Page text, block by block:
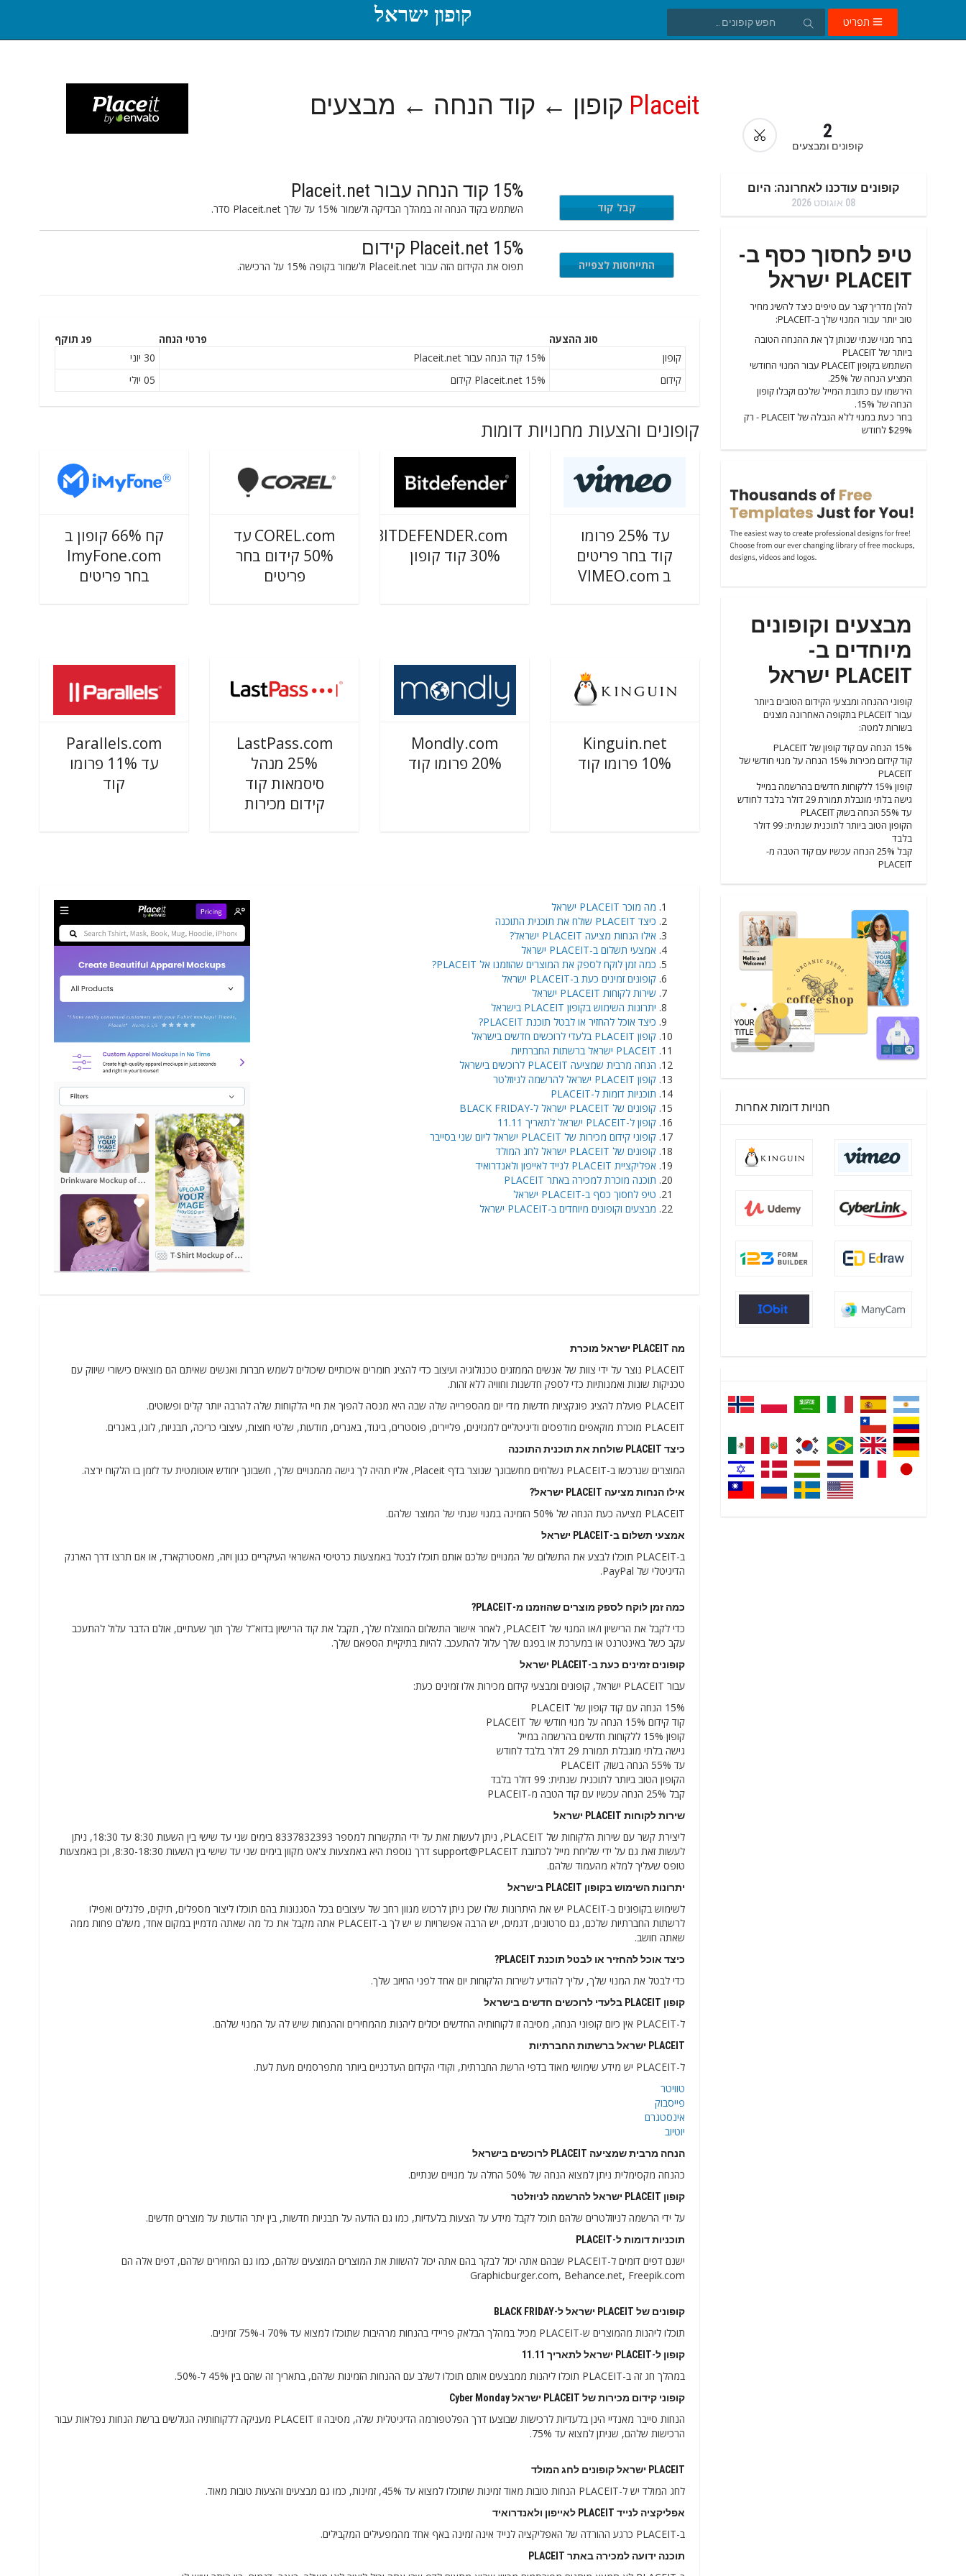
קופון ישראל תפריט
Placeit קופון ← קוד הנחה ← מבצעים
2
קופונים ומבצעים
15% קוד הנחה עבור Placeit.net
השתמש בקוד הנחה זה במהלך הבדיקה ולשמור 15% על שלך Placeit.net סדר. HONEY15קבל קוד
Placeit.net 15% קידום
תפוס את הקידום הזה עבור Placeit.net ולשמור בקופה 15% על הרכישה. התייחסות לצפייה
סוג ההצעה פרטי הנחה
פג תוקף
קופון
15% קוד הנחה עבור Placeit.net
30 יוני
קידום
Placeit.net 15% קידום 05 יולי
קופונים והצעות מחנויות דומות
עד 25% פרומו
קוד בחר פריטים
ב VIMEO.com
BITDEFENDER.com
30% קוד קופון
COREL.com עד
50% קידום בחר
פריטים
קח 66% קופון ב
ImyFone.com
בחר פריטים
Kinguin.net
10% פרומו קוד
Mondly.com
20% פרומו קוד
LastPass.com
25% מנהל
סיסמאות קוד
קידום מכירות
Parallels.com
עד 11% פרומו
קוד
​מה מוכר PLACEIT ישראל
כיצד PLACEIT שולח את תוכנית התוכנה
אילו הנחות מציעה PLACEIT ישראל?
אמצעי תשלום ב-PLACEIT ישראל
כמה זמן לוקח לספק את המוצרים שהוזמנו אל PLACEIT?
קופונים זמינים כעת ב-PLACEIT ישראל
שירות לקוחות PLACEIT ישראל
יתרונות השימוש בקופון PLACEIT בישראל
כיצד אוכל להחזיר או לבטל תוכנת PLACEIT?
קופון PLACEIT בלעדי לרוכשים חדשים בישראל
PLACEIT ישראל ברשתות החברתיות
הנחה מרבית שמציעה PLACEIT לרוכשים בישראל
קופון PLACEIT ישראל להרשמה לניוזלטר
תוכניות דומות ל-PLACEIT
קופונים של PLACEIT ישראל ל-BLACK FRIDAY
קופון ל-PLACEIT ישראל לתאריך 11.11
קופוני קידום מכירות של PLACEIT ישראל ליום שני בסייבר
קופונים של PLACEIT ישראל לחג המולד
אפליקציית PLACEIT לנייד לאייפון ולאנדרואיד
תוכנה מוכרת למכירה באתר PLACEIT
טיפ לחסוך כסף ב-PLACEIT ישראל
מבצעים וקופונים מיוחדים ב-PLACEIT ישראל
מה PLACEIT ישראל מוכרת
PLACEIT נוצר על ידי צוות של אנשים הממזגים טכנולוגיה ועיצוב כדי להציג חומרים איכותיים שיכולים לשמש חברות ואנשים שאיתם הם מוצאים כישורי שיווק עם
טכניקות שונות ואמנותיות כדי לספק חדשנות וחוויה ללא זהות.
PLACEIT פועלת להציג פונקציות חדשות מדי יום מהספרייה שלה שבה היא מנסה להפוך את חיי הלקוחות שלה להרבה יותר קלים ופשוטים.
PLACEIT מוכרת מוקאפים מודפסים ודיגיטליים למגזינים, פליירים, פוסטרים, ביגוד, באנרים, מודעות, שלטי חוצות, עיצובי כריכה, תבניות, לוגו, באנרים.
כיצד PLACEIT שולחת את תוכנית התוכנה
המוצרים שנרכשו ב-PLACEIT נשלחים מחשבונך שנוצר בדף Placeit, אליו תהיה לך גישה מהמנויים שלך, חשבונך יחודש אוטומטית עד לזמן בו הלקוח ירצה.
אילו הנחות מציעה PLACEIT ישראל?
PLACEIT מציעה כעת הנחה של 50% הזמינה במנוי שנתי של המוצר שלהם.
אמצעי תשלום ב-PLACEIT ישראל
ב-PLACEIT תוכלו לבצע את התשלום של המנויים שלכם אותם תוכלו לבטל באמצעות כרטיסי האשראי העיקריים כגון ויזה, מאסטרקארד, או אם תרצו דרך הארנק
הדיגיטלי של PayPal.
כמה זמן לוקח לספק מוצרים שהוזמנו מ-PLACEIT?
כדי לקבל את הרישיון ו/או המנוי של PLACEIT, לאחר אישור התשלום המוצלח שלך, תקבל את קוד הרישיון בדוא"ל שלך תוך שעתיים, אולם הדבר עלול להתעכב
עקב כשל באינטרנט או במערכת או בפגם שלך עלול להתעכב. להיות בתיקיית הספאם שלך.
קופונים זמינים כעת ב-PLACEIT ישראל
עבור PLACEIT ישראל, קופונים ומבצעי קידום מכירות אלו זמינים כעת:
15% הנחה עם קוד קופון של PLACEIT
קוד קידום 15% הנחה על מנוי חודשי של PLACEIT
קופון 15% ללקוחות חדשים בהרשמה במייל
גישה בלתי מוגבלת תמורת 29 דולר בלבד לחודש
עד 55% הנחה בשוק PLACEIT
הקופון הטוב ביותר לתוכנית שנתית: 99 דולר בלבד
קבל 25% הנחה עכשיו עם קוד הטבה מ-PLACEIT
שירות לקוחות PLACEIT ישראל
ליצירת קשר עם שירות הלקוחות של PLACEIT, ניתן לעשות זאת על ידי התקשרות למספר 8337832393 בימים שני עד שישי בין השעות 8:30 עד 18:30, ניתן
לעשות זאת גם על ידי שליחת מייל לכתובת support@PLACEIT דרך נוספת היא באמצעות צ'אט מקוון בימים שני עד שישי בין השעות 8:30-18:30, וכן באמצעות
טופס שעליך למלא מהעמוד שלהם.
יתרונות השימוש בקופון PLACEIT בישראל
לשימוש בקופונים ב-PLACEIT יש את היתרונות שלו שכן ניתן לרכוש מגוון רחב של עיצובים בכל הסגנונות בהם תוכלו ליצור מספלים, תיקים, פלנלים ואפילו
לרשתות החברתיות שלכם, גם סרטונים, דגמים, יש הרבה אפשרויות ש יש לך ב-PLACEIT אתה מקבל את כל מה שאתה מדמיין במקום אחד, משלם פחות ממה
שאתה חושב.
כיצד אוכל להחזיר או לבטל תוכנת PLACEIT?
כדי לבטל את המנוי שלך, עליך להודיע ​​לשירות הלקוחות יום אחד לפני החיוב שלך.
קופון PLACEIT בלעדי לרוכשים חדשים בישראל
ל-PLACEIT אין כיום קופוני הנחה, מסיבה זו לקוחותיה החדשים יכולים ליהנות מהמחירים וההנחות שיש לה על המנוי שלהם.
PLACEIT ישראל ברשתות החברתיות
ל-PLACEIT יש מידע שימושי מאוד בדפי הרשת החברתית, וקודי הקידום העדכניים ביותר מתפרסמים מעת לעת.
טוויטר
פייסבוק
אינסטגרם
יוטיוב
הנחה מרבית שמציעה PLACEIT לרוכשים בישראל
כהנחה מקסימלית ניתן למצוא הנחה של 50% החלה על מנויים שנתיים.
קופון PLACEIT ישראל להרשמה לניוזלטר
על ידי הרשמה לניוזלטרים שלהם תוכל לקבל מידע על הצעות בלעדיות, כמו גם הודעה על תבניות חדשות, בין יתר הודעות על מוצרים חדשים.
תוכניות דומות ל-PLACEIT
ישנם דפים דומים ל-PLACEIT שבהם אתה יכול לבקר בהם אתה יכול להשוות את המוצרים המוצעים שלהם, כמו גם המחירים שלהם, דפים אלה הם
Graphicburger.com, Behance.net, Freepik.com
קופונים של PLACEIT ישראל ל-BLACK FRIDAY
תוכלו ליהנות מהמוצרים ש-PLACEIT מכיל במהלך הבלאק פריידי בהנחות מרהיבות שתוכלו למצוא עד 70% ו-75% זמינים.
קופון ל-PLACEIT ישראל לתאריך 11.11
במהלך חג זה ב-PLACEIT תוכלו ליהנות ממבצעים אותם תוכלו לשלב עם ההנחות הזמינות שלהם, בתאריך זה שהם בין 45% ל-50%.
קופוני קידום מכירות של PLACEIT ישראל Cyber ​​​​Monday
הנחות סייבר מאנדיי הינן בלעדיות לרכישות שבוצעו דרך הפלטפורמה הדיגיטלית שלה, מסיבה זו PLACEIT מעניקה ללקוחותיה הגולשים ברשת הנחות נפלאות עבור
הרכישות שלהם, שניתן למצוא עד 75%.
PLACEIT ישראל קופונים לחג המולד
לחג המולד יש ל-PLACEIT הנחות טובות מאוד זמינות שתוכלו למצוא עד 45%, זמינות, כמו גם מבצעים והצעות טובות מאוד.
אפליקציה לנייד PLACEIT לאייפון ולאנדרואיד
ב-PLACEIT כרגע ההורדה של האפליקציה לנייד אינה זמינה באף אחד מהמפעילים המקבילים.
תוכנה ידועה למכירה באתר PLACEIT
קופונים עודכנו לאחרונה: היום
08 אוגוסט 2026
טיפ לחסוך כסף ב-
PLACEIT ישראל
להלן מדריך קצר עם טיפים כיצד להשיג מחיר
טוב יותר עבור המנוי שלך ב-PLACEIT:
בחר מנוי שנתי שנותן לך את ההנחה הטובה
ביותר של PLACEIT
השתמש בקופון PLACEIT עבור המנוי החודשי
המציע הנחה של 25%.
הירשמו עם כתובת המייל שלכם וקבלו קופון
הנחה של 15%.
בחר כעת במנוי ללא הגבלה של PLACEIT - רק
$29% לחודש
מבצעים וקופונים
מיוחדים ב-
PLACEIT ישראל
קופוני ההנחה ומבצעי הקידום הטובים ביותר
עבור PLACEIT בתקופה האחרונה מוצגים
בשורות למטה:
15% הנחה עם קוד קופון של PLACEIT
קוד קידום מכירות 15% הנחה על מנוי חודשי של
PLACEIT
קופון 15% ללקוחות חדשים בהרשמה במייל
גישה בלתי מוגבלת תמורת 29 דולר בלבד לחודש
עד 55% הנחה בשוק PLACEIT
הקופון הטוב ביותר לתוכנית שנתית: 99 דולר
בלבד
קבל 25% הנחה עכשיו עם קוד הטבה מ-
PLACEIT
חנויות דומות אחרות